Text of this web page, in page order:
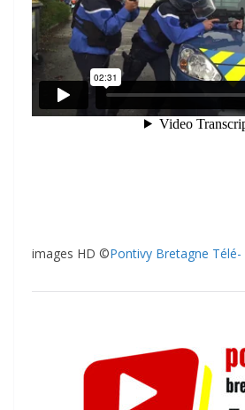
images HD ©Pontivy Bretagne Télé-